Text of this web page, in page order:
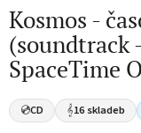
Kosmos -
(soundtrack
SpaceTime
💿CD 𝄞16 skladeb